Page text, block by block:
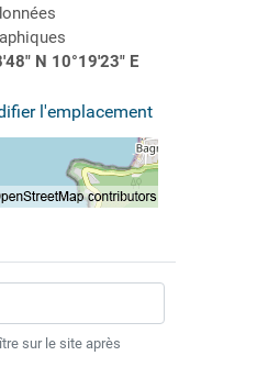
N 10°19'23" E
l'emplacement
sur le site après